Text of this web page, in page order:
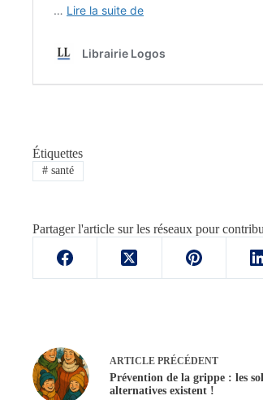
Étiquettes
#santé
Partager l'article sur les réseaux pour
ARTICLE PRÉCÉDENT
Prévention de la grippe : les
alternatives existent !